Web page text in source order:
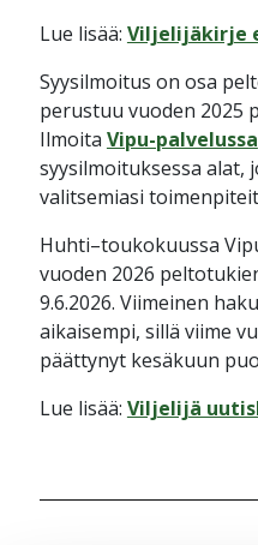
Lue lisää: Viljelijäkirje
Syysilmoitus on osa
perustuu vuoden 2025
Ilmoita Vipu-palvelussa
syysilmoituksessa
valitsemiasi
Huhti–toukokuussa
vuoden 2026
9.6.2026. Viimeinen
aikaisempi, sillä viime
päättynyt kesäkuun
Lue lisää: Viljelijä